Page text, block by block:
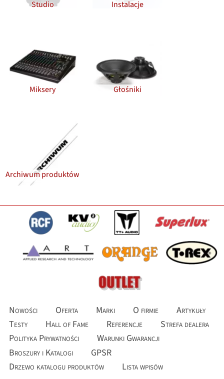
Studio Instalacje
Miksery Głośniki
Archiwum produktów
Nowości Oferta Marki O firmie
Artykuły
Testy
Hall of Fame Referencje
Strefa dealera
Polityka Prywatności
Warunki Gwarancji
Broszury i Katalogi
GPSR
Drzewo katalogu produktów
Lista wpisów